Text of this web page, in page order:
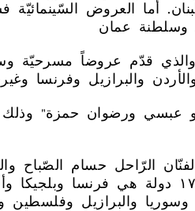
الرّاحلين زياد أبو عبسي ورضوان
التّغيير" وكرّمت الفنّان الرّاحل حسام
رفعت طربيه. وقد شارك في المهرجان عروض مسرحيّة